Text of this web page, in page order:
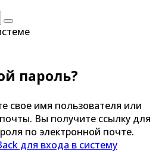
пароль?
свое имя пользователя или
Вы получите ссылку для
по электронной почте.
для входа в систему